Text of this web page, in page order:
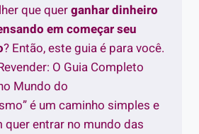
que querganhar dinheiro
em começar seu
? Então, este guia é para você.
O Guia Completo
Mundo do
é um caminho simples e
quer entrar no mundo das